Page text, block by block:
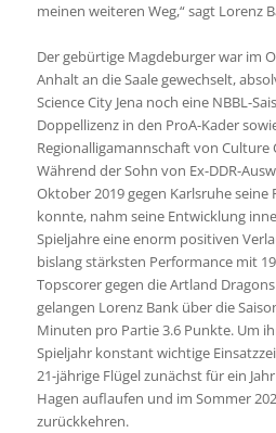
meinen weiteren Weg,“ sagt Lorenz
Der gebürtige Magdeburger war im
Anhalt an die Saale gewechselt,
Science City Jena noch eine NBBL-
Doppellizenz in den ProA-Kader
Regionalligamannschaft von Culture
Während der Sohn von Ex-DDR-
Oktober 2019 gegen Karlsruhe seine
konnte, nahm seine Entwicklung
Spieljahre eine enorm positiven
bislang stärksten Performance mit
Topscorer gegen die Artland Dragons
gelangen Lorenz Bank über die
Minuten pro Partie 3.6 Punkte. Um
Spieljahr konstant wichtige
21-jährige Flügel zunächst für ein
Hagen auflaufen und im Sommer
zurückkehren.